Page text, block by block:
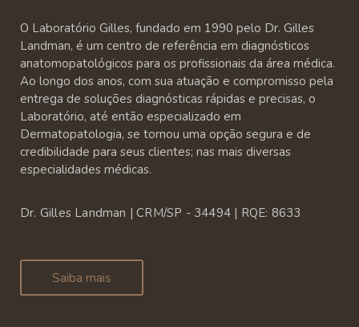
O Laboratório Gilles, fundado em 1990 pelo Dr. Gilles
Landman, é um centro de referência em diagnósticos
anatomopatológicos para os profissionais da área médica.
Ao longo dos anos, com sua atuação e compromisso pela
entrega de soluções diagnósticas rápidas e precisas, o
Laboratório, até então especializado em
Dermatopatologia, se tornou uma opção segura e de
credibilidade para seus clientes; nas mais diversas
especialidades médicas.
Dr. Gilles Landman | CRM/SP - 34494 | RQE: 8633
Saiba mais